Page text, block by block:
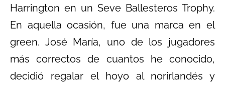
Harrington en un Seve Ballesteros Trophy.
En aquella ocasión, fue una marca en el
green. José María, uno de los jugadores
más correctos de cuantos he conocido,
decidió regalar el hoyo al norirlandés y